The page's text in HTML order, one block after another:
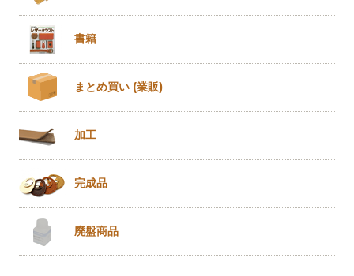
書籍
まとめ買い (業販)
加工
完成品
廃盤商品